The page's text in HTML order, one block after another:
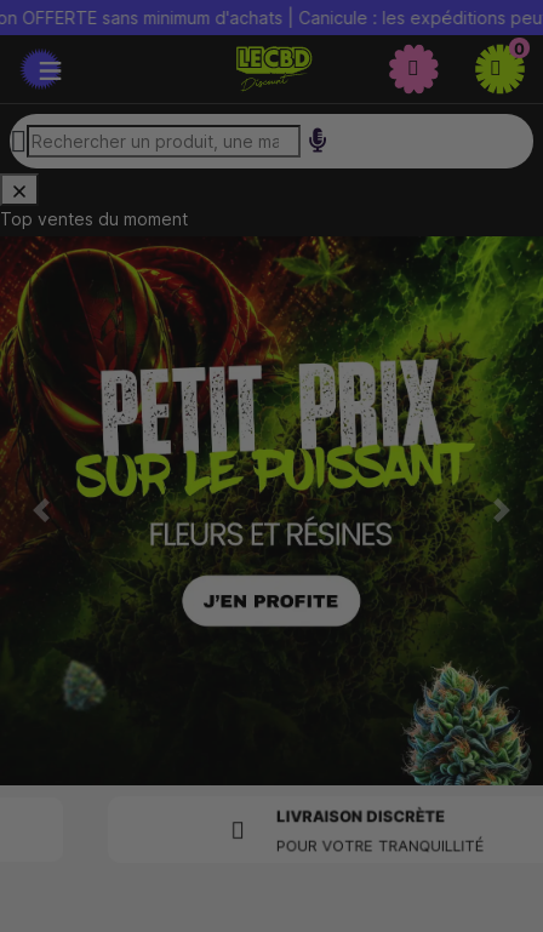
sans minimum d'achats | Canicule : les expéditions
0
Top ventes du moment
LIVRAISON DISCRÈTE
POUR VOTRE TRANQUILLITÉ